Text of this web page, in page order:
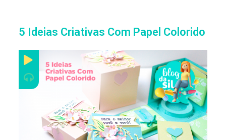
5 Ideias Criativas Com Papel Colorido